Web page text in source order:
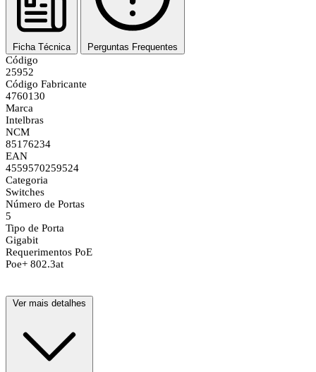
Ficha Técnica Perguntas Frequentes
Código
25952
Código Fabricante
4760130
Marca
Intelbras
NCM
85176234
EAN
4559570259524
Categoria
Switches
Número de Portas
5
Tipo de Porta
Gigabit
Requerimentos PoE
Poe+ 802.3at
Ver mais detalhes